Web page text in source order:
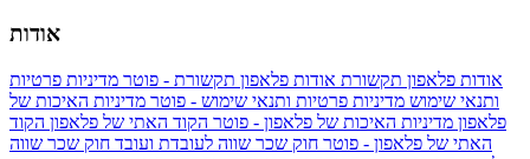
אודות
אודות פלאפון תקשורת אודות פלאפון תקשורת - פוטר מדיניות פרטיות
ותנאי שימוש מדיניות פרטיות ותנאי שימוש - פוטר מדיניות האיכות של
פלאפון מדיניות האיכות של פלאפון - פוטר הקוד האתי של פלאפון הקוד
האתי של פלאפון - פוטר חוק שכר שווה לעובדת ועובד חוק שכר שווה